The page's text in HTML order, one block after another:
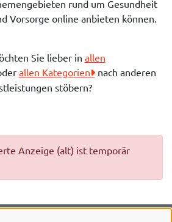
rund um Gesundheit
Vorsorge online anbieten können.
Sie lieber in allen
allen Kategorien nach anderen
stöbern?
Anzeige (alt) ist temporär